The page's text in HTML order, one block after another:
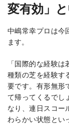
変有効」
中嶋常幸プロは今
ます。
「国際的な経験
種類の芝を経験す
要です。有形無形
て帰ってくるでし
なり、連日スコー
わらかい状態とい